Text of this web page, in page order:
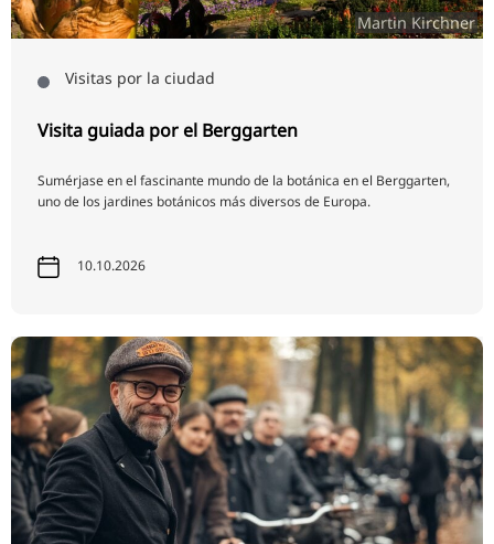
Martin Kirchner
Visitas por la ciudad
Visita guiada por el Berggarten
Sumérjase en el fascinante mundo de la botánica en el Berggarten,
uno de los jardines botánicos más diversos de Europa.
10.10.2026